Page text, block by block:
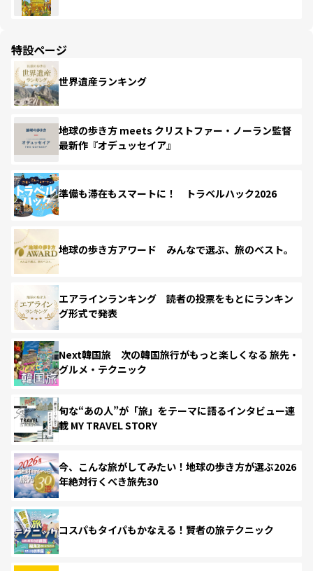
特設ページ
世界遺産ランキング
地球の歩き方 meets クリストファー・ノーラン監督
最新作『オデュッセイア』
準備も滞在もスマートに！ トラベルハック2026
地球の歩き方アワード みんなで選ぶ、旅のベスト。
エアラインランキング 読者の投票をもとにランキン
グ形式で発表
Next韓国旅 次の韓国旅行がもっと楽しくなる 旅先・
グルメ・テクニック
旬な“あの人”が「旅」をテーマに語るインタビュー連
載 MY TRAVEL STORY
今、こんな旅がしてみたい！地球の歩き方が選ぶ2026
年絶対行くべき旅先30
コスパもタイパもかなえる！賢者の旅テクニック